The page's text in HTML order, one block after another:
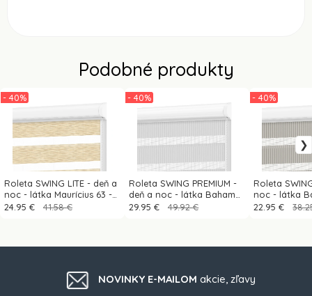
Podobné produkty
Roleta SWING LITE - deň a
noc - látka Maurícius 63 -
svetlo žltá (borovica)
- 40%
24.95 € 41.58 €
Roleta SWING PREMIUM -
deň a noc - látka Bahama
1821 - svetlo sivá
- 40%
29.95 € 49.92 €
Roleta
noc - látka
sivá
- 40%
22.95 €
NOVINKY E-MAILOM akcie, zľavy